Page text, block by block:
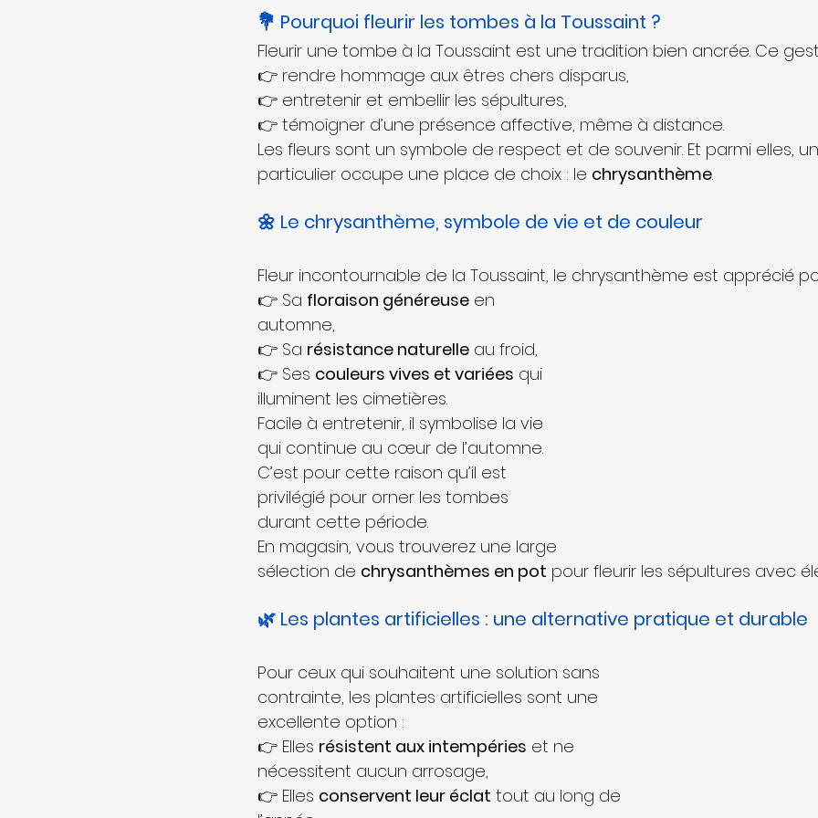
💐 Pourquoi fleurir les tombes à la Toussaint ?
Fleurir une tombe à la Toussaint est une tradition bien ancrée. Ce
👉 rendre hommage aux êtres chers disparus,
👉 entretenir et embellir les sépultures,
👉 témoigner d’une présence affective, même à distance.
Les fleurs sont un symbole de respect et de souvenir. Et parmi elles,
particulier occupe une place de choix : le chrysanthème.
🌼 Le chrysanthème, symbole de vie et de couleur
Fleur incontournable de la Toussaint, le chrysanthème est apprécié
👉 Sa floraison généreuse en
automne,
👉 Sa résistance naturelle au froid,
👉 Ses couleurs vives et variées qui
illuminent les cimetières.
Facile à entretenir, il symbolise la vie
qui continue au cœur de l’automne.
C’est pour cette raison qu’il est
privilégié pour orner les tombes
durant cette période.
En magasin, vous trouverez une large
sélection de chrysanthèmes en pot pour fleurir les sépultures avec
🌿 Les plantes artificielles : une alternative pratique et durable
Pour ceux qui souhaitent une solution sans
contrainte, les plantes artificielles sont une
excellente option :
👉 Elles résistent aux intempéries et ne
nécessitent aucun arrosage,
👉 Elles conservent leur éclat tout au long de